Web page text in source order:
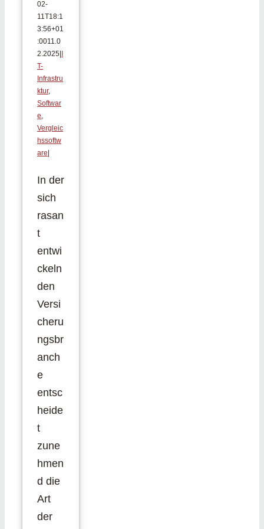
02-
11T18:1
3:56+01
:0011.0
2.2025
T-
Infrastru
ktur,
Softwar
e,
Vergleic
hssoftw
are
In der
sich
rasan
t
entwi
ckeln
den
Versi
cheru
ngsbr
anch
e
entsc
heide
t
zune
hmen
d die
Art
der